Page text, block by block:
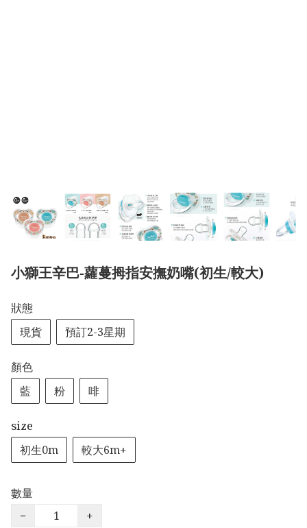
小獅王辛巴-蘿蔓拇指安撫奶嘴(初生/較大)
狀態
現貨
預訂2-3星期
顏色
藍
粉 啡
size
初生0m
較大6m+
數量
−
+